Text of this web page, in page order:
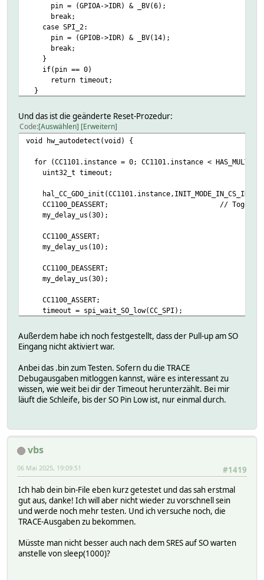
pin = (GPIOA->IDR) & _BV(6);
break;
case SPI_2:
pin = (GPIOB->IDR) & _BV(14);
break;
}
if(pin == 0)
return timeout;
}
Und das ist die geänderte Reset-Prozedur:
Code Auswählen Erweitern
void hw_autodetect(void) {
for (CC1101.instance = 0; CC1101.instance <
uint32_t timeout;
hal_CC_GDO_init(CC1101.instance,INIT_MODE_IN_CS_IN);
CC1100_DEASSERT; // Toggle chip
my_delay_us(30);
CC1100_ASSERT;
my_delay_us(10);
CC1100_DEASSERT;
my_delay_us(30);
CC1100_ASSERT;
timeout = spi_wait_SO_low(CC_SPI);
ccStrobe( CC1100_SRES ); // Send SRES
my_delay_us(1000);
}
Außerdem habe ich noch festgestellt, dass der Pull-up am SO
Eingang nicht aktiviert war.
Anbei das .bin zum Testen. Sofern du die TRACE
Debugausgaben mitloggen kannst, wäre es interessant zu
wissen, wie weit bei dir der Timeout herunterzählt. Bei mir
läuft die Schleife, bis der SO Pin Low ist, nur einmal durch.
vbs
#1419
06 Mai 2025, 19:09:51
Ich hab dein bin-File eben kurz getestet und das sah erstmal
gut aus, danke! Ich will aber nicht wieder zu vorschnell sein
und werde noch mehr testen. Und ich versuche noch, die
TRACE-Ausgaben zu bekommen.
Müsste man nicht besser auch nach dem SRES auf SO warten
anstelle von sleep(1000)?